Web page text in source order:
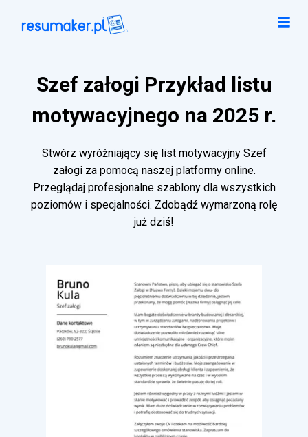
Szef załogi Przykład listu
motywacyjnego na 2025 r.
Stwórz wyróżniający się list motywacyjny Szef
załogi za pomocą naszej platformy online.
Przeglądaj profesjonalne szablony dla wszystkich
poziomów i specjalności. Zdobądź wymarzoną rolę
już dziś!